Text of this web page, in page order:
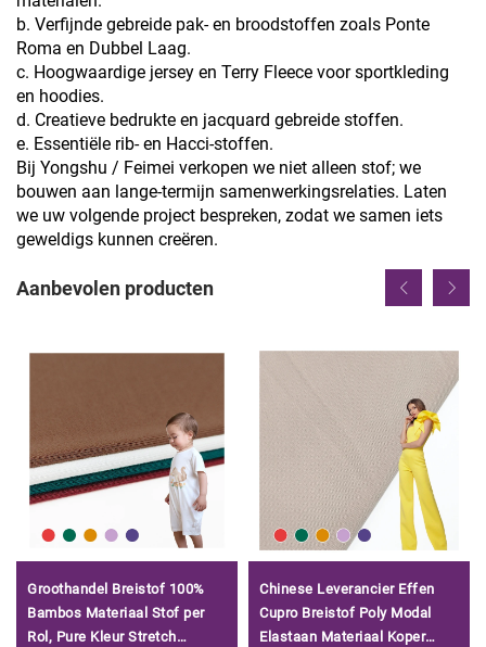
b. Verfijnde gebreide pak- en broodstoffen zoals Ponte
Roma en Dubbel Laag.
c. Hoogwaardige jersey en Terry Fleece voor sportkleding
en hoodies.
d. Creatieve bedrukte en jacquard gebreide stoffen.
e. Essentiële rib- en Hacci-stoffen.
Bij Yongshu / Feimei verkopen we niet alleen stof; we
bouwen aan lange-termijn samenwerkingsrelaties. Laten
we uw volgende project bespreken, zodat we samen iets
geweldigs kunnen creëren.
Aanbevolen producten
Groothandel Breistof 100%
Bambos Materiaal Stof per
Rol, Pure Kleur Stretch
Chinese Leverancier Effen
Cupro Breistof Poly Modal
Elastaan Materiaal Koper